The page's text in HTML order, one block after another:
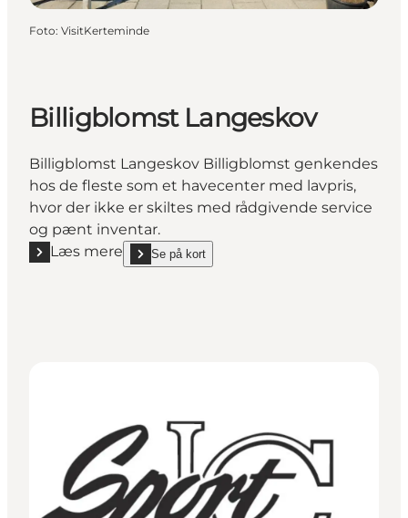
Foto: VisitKerteminde
Billigblomst Langeskov
Billigblomst Langeskov Billigblomst genkendes
hos de fleste som et havecenter med lavpris,
hvor der ikke er skiltes med rådgivende service
og pænt inventar.
Læs mere
Læs mere "Billigblomst Langeskov"
Se på kort
show Billigblomst Langeskov on_map